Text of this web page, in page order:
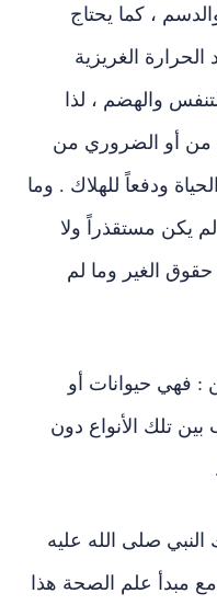
، كما يحتاج
الحرارة الغريزية
والهضم ، لذا
من أو الضروري من
ودفعاً للهلاك . وما
يكن مستقذراً ولا
حقوق الغير وما لم
: فهي حيوانات أو
بين تلك الأنواع دون
صلى الله عليه
مبدأ علم الصحة هذا